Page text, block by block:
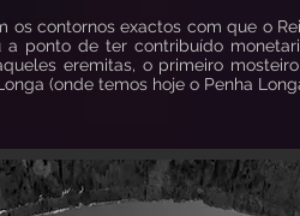
contornos exactos com que o
a ponto de ter contribuído
eremitas, o primeiro
(onde temos hoje o Penha